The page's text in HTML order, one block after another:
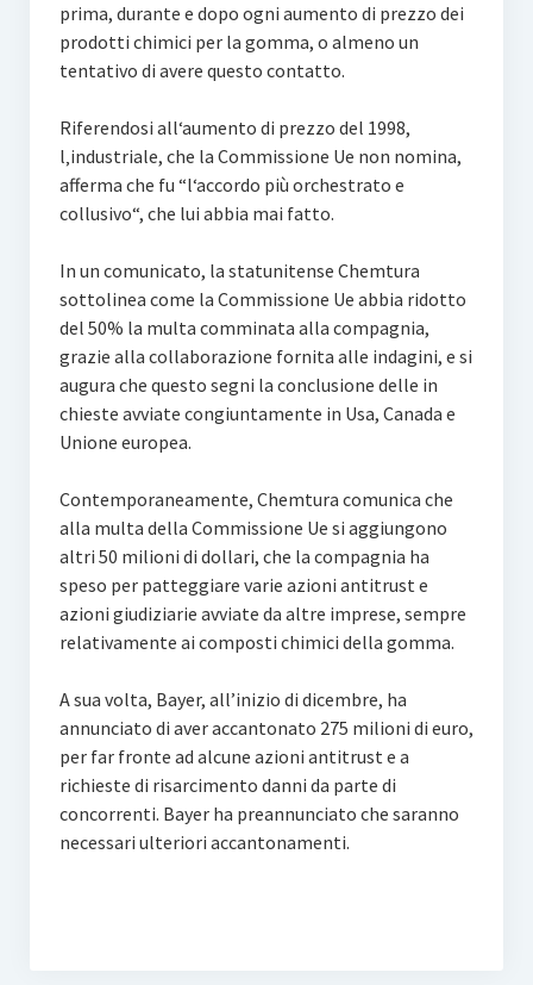
prima, durante e dopo ogni aumento di prezzo dei
prodotti chimici per la gomma, o almeno un
tentativo di avere questo contatto.
Riferendosi all‘aumento di prezzo del 1998,
l‚industriale, che la Commissione Ue non nomina,
afferma che fu “l‘accordo più orchestrato e
collusivo“, che lui abbia mai fatto.
In un comunicato, la statunitense Chemtura
sottolinea come la Commissione Ue abbia ridotto
del 50% la multa comminata alla compagnia,
grazie alla collaborazione fornita alle indagini, e si
augura che questo segni la conclusione delle in
chieste avviate congiuntamente in Usa, Canada e
Unione europea.
Contemporaneamente, Chemtura comunica che
alla multa della Commissione Ue si aggiungono
altri 50 milioni di dollari, che la compagnia ha
speso per patteggiare varie azioni antitrust e
azioni giudiziarie avviate da altre imprese, sempre
relativamente ai composti chimici della gomma.
A sua volta, Bayer, all’inizio di dicembre, ha
annunciato di aver accantonato 275 milioni di euro,
per far fronte ad alcune azioni antitrust e a
richieste di risarcimento danni da parte di
concorrenti. Bayer ha preannunciato che saranno
necessari ulteriori accantonamenti.